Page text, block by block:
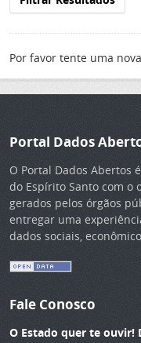
Por favor tente uma
Portal Dados
O Portal Dados Abertos
do Espírito Santo com o
gerados pelos órgãos
entregar uma
dados sociais,
Fale Conosco
O Estado quer te ouvir!